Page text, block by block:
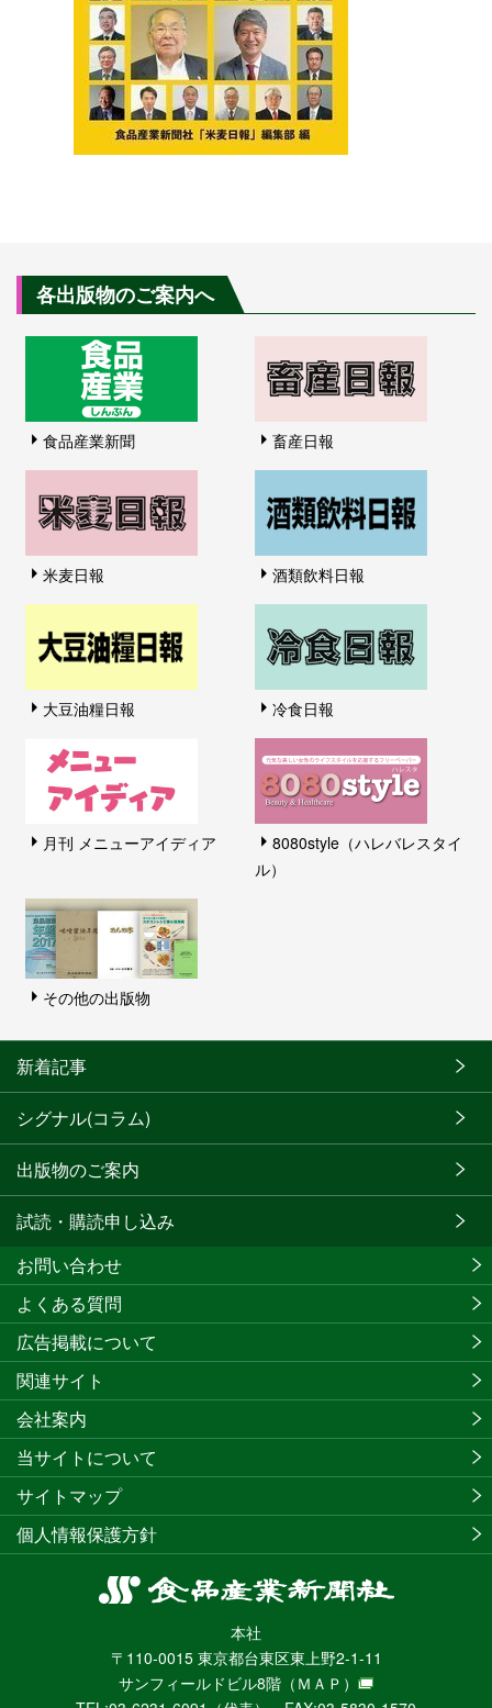
各出版物のご案内へ
食品産業新聞 畜産日報
米麦日報 酒類飲料日報
大豆油糧日報 冷食日報
月刊 メニューアイディア
8080style（ハレバレスタイ
ル）
その他の出版物
新着記事
シグナル(コラム)
出版物のご案内
試読・購読申し込み
食
産
業
新
本社
〒110-0015 東京都台東区東上野2-1-11
サンフィールドビル8階 （ＭＡＰ）
お問い合わせ
よくある質問
広告掲載について
関連サイト
会社案内
当サイトについて
サイトマップ
個人情報保護方針